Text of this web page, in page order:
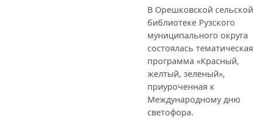
В Орешковской сельской
библиотеке Рузского
муниципального округа
состоялась тематическая
программа «Красный,
желтый, зеленый»,
приуроченная к
Международному дню
светофора.